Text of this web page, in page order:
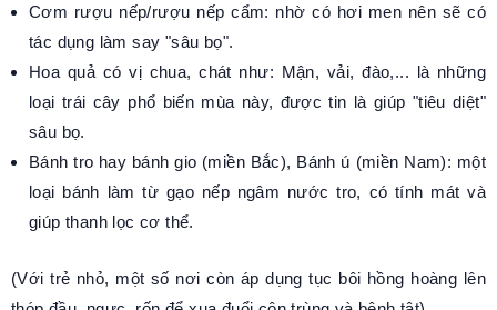
Cơm rượu nếp/rượu nếp cẩm: nhờ có hơi men nên sẽ có
tác dụng làm say "sâu bọ".
Hoa quả có vị chua, chát như: Mận, vải, đào,... là những
loại trái cây phổ biến mùa này, được tin là giúp "tiêu diệt"
sâu bọ.
Bánh tro hay bánh gio (miền Bắc), Bánh ú (miền Nam): một
loại bánh làm từ gạo nếp ngâm nước tro, có tính mát và
giúp thanh lọc cơ thể.
(Với trẻ nhỏ, một số nơi còn áp dụng tục bôi hồng hoàng lên